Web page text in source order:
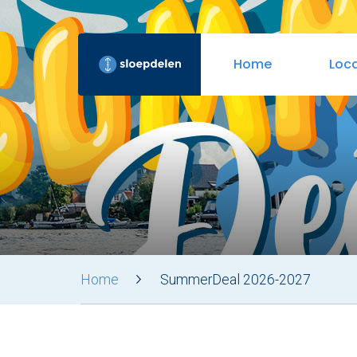
Home
Nieuwsoverzicht
Amsterdam Utrecht
Lidmaatschap
Nu reserveren
Over Sloepdelen
Home SummerDeal 2026-2027